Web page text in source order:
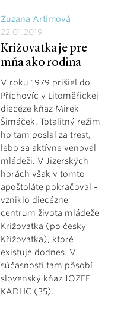
Zuzana Artimová
22.01.2019
Križovatka je pre
mňa ako rodina
V roku 1979 prišiel do
Příchovíc v Litoměřickej
diecéze kňaz Mirek
Šimáček. Totalitný režim
ho tam poslal za trest,
lebo sa aktívne venoval
mládeži. V Jizerských
horách však v tomto
apoštoláte pokračoval -
vzniklo diecézne
centrum života mládeže
Križovatka (po česky
Křižovatka), ktoré
existuje dodnes. V
súčasnosti tam pôsobí
slovenský kňaz JOZEF
KADLIC (35).